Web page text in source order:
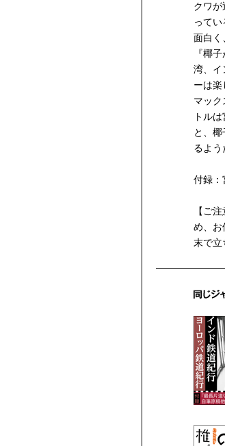
クワ
って
面白く
『椰
湾、イ
ーは
マック
トル
と、
るよう
付録：
【ご
め、お
末で立